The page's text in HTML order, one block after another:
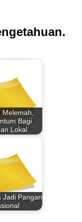
Melemah,
Bagi
Lokal
Jadi Pangan